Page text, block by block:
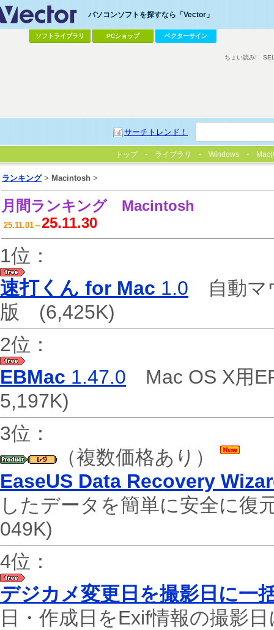
パソコンソフトを探すなら「Vector」
ソフトライブラリ PCショップ ベクターサイン
サーチトレンド！
ちょい読み!
トップ ライブラリ Windows
ランキング> Macintosh >
月間ランキング Macintosh
25.11.01～25.11.30
1位：
速打くん for Mac 1.0 自動マ
版 (6,425K)
2位：
EBMac 1.47.0 Mac OS X用
5,197K)
3位：
（複数価格あり）
EaseUS Data Recovery
したデータを簡単に安全に
049K)
4位：
デジカメ変更日を撮影日に一
日・作成日をExif情報の撮影